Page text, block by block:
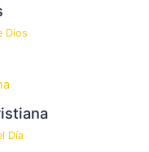
Dios
Día